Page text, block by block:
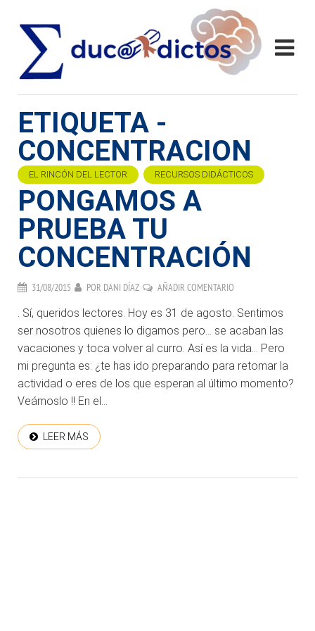
ETIQUETA -
CONCENTRACION
EL RINCÓN DEL LECTOR RECURSOS DIDÁCTICOS
PONGAMOS A
PRUEBA TU
CONCENTRACIÓN
31/08/2015 POR DANI DÍAZ AÑADIR COMENTARIO
. Sí, queridos lectores. Hoy es 31 de agosto. Sentimos
ser nosotros quienes lo digamos pero… se acaban las
vacaciones y toca volver al curro. Así es la vida… Pero
mi pregunta es: ¿te has ido preparando para retomar la
actividad o eres de los que esperan al último momento?
Veámoslo !! En el...
LEER MÁS